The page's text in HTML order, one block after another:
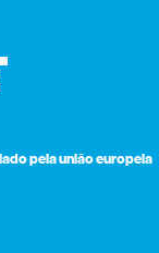
pela união europeia